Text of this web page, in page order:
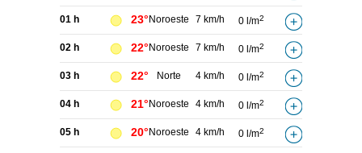
01 h 23° Noroeste 7 km/h 0 l/m2
02 h 22° Noroeste 7 km/h 0 l/m2
03 h 22° Norte 4 km/h 0 l/m2
04 h 21° Noroeste 4 km/h 0 l/m2
05 h 20° Noroeste 4 km/h 0 l/m2